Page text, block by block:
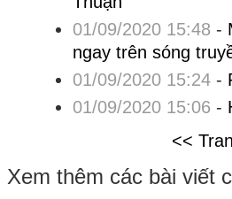
01/09/2020 15:48 -
ngay trên sóng
01/09/2020 15:24-
01/09/2020 15:06 -
<<
Xem thêm các bài viết